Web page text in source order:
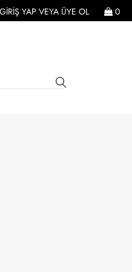
0
GIRIŞ YAP VEYA ÜYE OL